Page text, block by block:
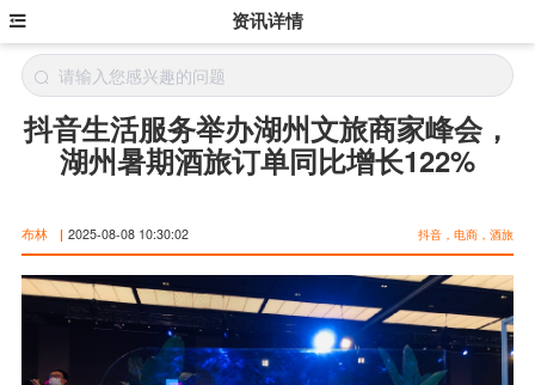
资讯详情
抖音生活服务举办湖州文旅商家峰会，
湖州暑期酒旅订单同比增长122%
布林 | 2025-08-08 10:30:02 抖音，电商，酒旅